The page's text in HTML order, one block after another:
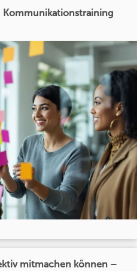
mitmachen können –